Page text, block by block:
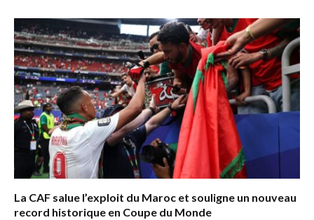
La CAF salue l’exploit du Maroc et souligne un nouveau
record historique en Coupe du Monde